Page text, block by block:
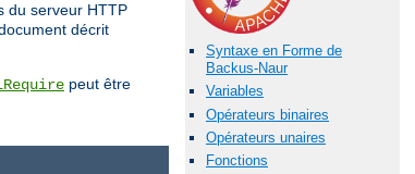
du serveur HTTP
décrit
peut être
Syntaxe en Forme de
Backus-Naur
Variables
Opérateurs binaires
Opérateurs unaires
Fonctions